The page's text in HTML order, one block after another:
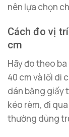
nên lựa chọn
Cách đo vị
cm
Hãy đo theo
40 cm và lối di
dán băng giấy
kéo rèm, đi
thường dùng